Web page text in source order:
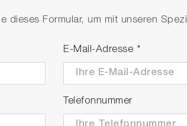
dieses Formular, um mit unseren
E-Mail-Adresse *
Telefonnummer